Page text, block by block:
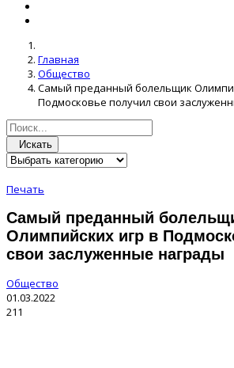
Главная
Общество
Самый преданный болельщик
Подмосковье получил свои
Искать
Печать
Самый преданный
Олимпийских игр в
свои заслуженные награды
Общество
01.03.2022
211